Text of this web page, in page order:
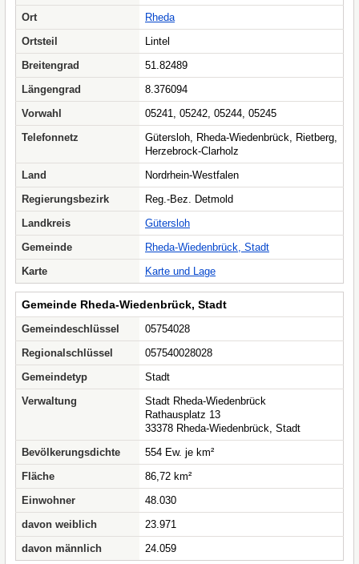
Ort
Rheda
Ortsteil
Lintel
Breitengrad
51.82489
Längengrad
8.376094
Vorwahl
05241, 05242, 05244, 05245
Telefonnetz
Gütersloh, Rheda-Wiedenbrück, Rietberg,
Herzebrock-Clarholz
Land
Nordrhein-Westfalen
Regierungsbezirk
Reg.-Bez. Detmold
Landkreis
Gütersloh
Gemeinde
Rheda-Wiedenbrück, Stadt
Karte
Karte und Lage
Gemeinde Rheda-Wiedenbrück, Stadt
Gemeindeschlüssel
05754028
Regionalschlüssel
057540028028
Gemeindetyp
Stadt
Verwaltung
Stadt Rheda-Wiedenbrück
Rathausplatz 13
33378 Rheda-Wiedenbrück, Stadt
Bevölkerungsdichte
554 Ew. je km²
Fläche
86,72 km²
Einwohner
48.030
davon weiblich
23.971
davon männlich
24.059